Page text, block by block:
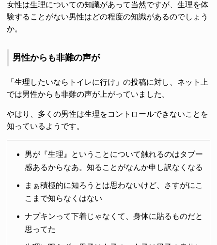
女性は生理についての知識があって当然ですが、生理を体
験することがない男性はどの程度の知識があるのでしょう
か。
男性からも非難の声が
「生理したいならトイレに行け」の投稿に対し、ネット上
では男性からも非難の声が上がっていました。
やはり、多くの男性は生理をコントロールできないことを
知っているようです。
男が『生理』ということについて触れるのはタブー
感あるからなあ。知ることがなんか申し訳なくなる
まぁ積極的に知ろうとは思わないけど、さすがにこ
こまで知らなくはない
ナプキンって下着じゃなくて、身体に貼るものだと
思ってた